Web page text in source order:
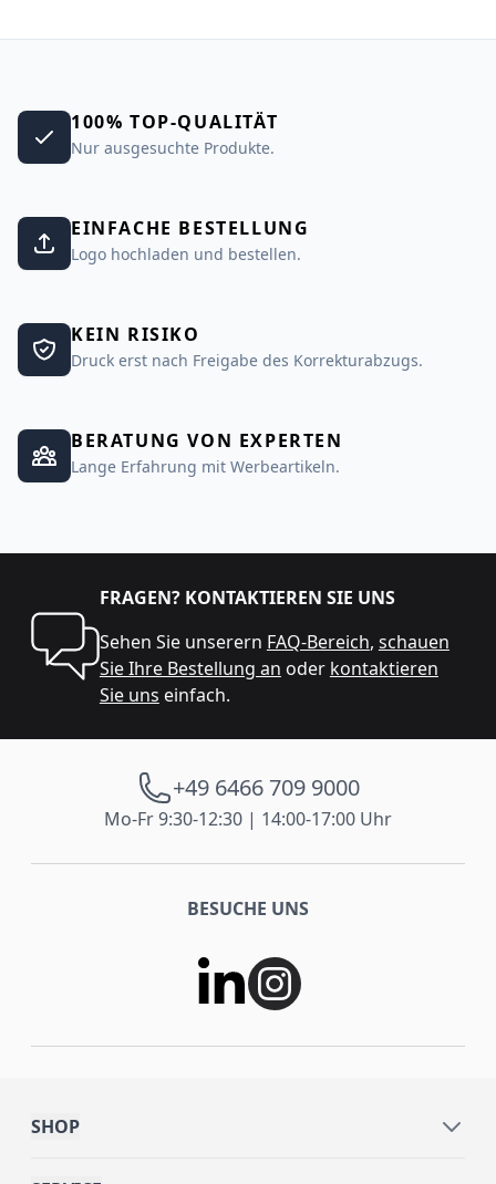
100% TOP-QUALITÄT
Nur ausgesuchte Produkte.
EINFACHE BESTELLUNG
Logo hochladen und bestellen.
KEIN RISIKO
Druck erst nach Freigabe des Korrekturabzugs.
BERATUNG VON EXPERTEN
Lange Erfahrung mit Werbeartikeln.
FRAGEN? KONTAKTIEREN SIE UNS
Sehen Sie unserern FAQ-Bereich, schauen
Sie Ihre Bestellung an oder kontaktieren
Sie uns einfach.
+49 6466 709 9000
Mo-Fr 9:30-12:30 | 14:00-17:00 Uhr
BESUCHE UNS
SHOP